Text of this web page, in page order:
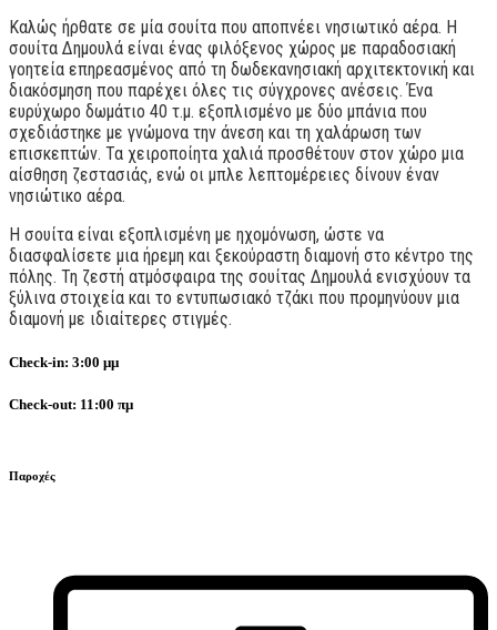
Καλώς ήρθατε σε μία σουίτα που αποπνέει νησιωτικό αέρα. Η
σουίτα Δημουλά είναι ένας φιλόξενος χώρος με παραδοσιακή
γοητεία επηρεασμένος από τη δωδεκανησιακή αρχιτεκτονική και
διακόσμηση που παρέχει όλες τις σύγχρονες ανέσεις. Ένα
ευρύχωρο δωμάτιο 40 τ.μ. εξοπλισμένο με δύο μπάνια που
σχεδιάστηκε με γνώμονα την άνεση και τη χαλάρωση των
επισκεπτών. Τα χειροποίητα χαλιά προσθέτουν στον χώρο μια
αίσθηση ζεστασιάς, ενώ οι μπλε λεπτομέρειες δίνουν έναν
νησιώτικο αέρα.
Η σουίτα είναι εξοπλισμένη με ηχομόνωση, ώστε να
διασφαλίσετε μια ήρεμη και ξεκούραστη διαμονή στο κέντρο της
πόλης. Τη ζεστή ατμόσφαιρα της σουίτας Δημουλά ενισχύουν τα
ξύλινα στοιχεία και το εντυπωσιακό τζάκι που προμηνύουν μια
διαμονή με ιδιαίτερες στιγμές.
Check-in: 3:00 μμ
Check-out: 11:00 πμ
Παροχές